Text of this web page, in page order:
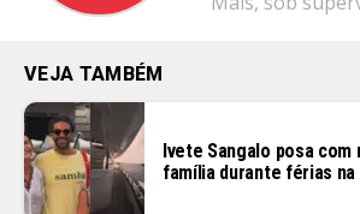
VEJA TAMBÉM
Ivete Sangalo posa com
família durante férias na